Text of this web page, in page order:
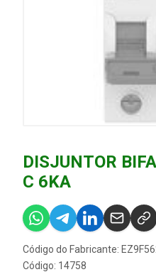
DISJUNTOR
C 6KA
Código do Fabricante:
Código: 14758